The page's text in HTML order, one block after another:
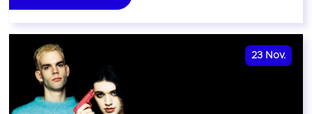
23 Nov.